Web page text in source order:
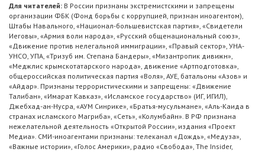
Для читателей: В России признаны экстремистскими и запрещены
организации ФБК (Фонд борьбы с коррупцией, признан иноагентом),
Штабы Навального, «Национал-большевистская партия», «Свидетели
Иеговы», «Армия воли народа», «Русский общенациональный союз»,
«Движение против нелегальной иммиграции», «Правый сектор», УНА-
УНСО, УПА, «Тризуб им. Степана Бандеры», «Мизантропик дивижн»,
«Меджлис крымскотатарского народа», движение «Артподготовка»,
общероссийская политическая партия «Воля», АУЕ, батальоны «Азов» и
«Айдар». Признаны террористическими и запрещены: «Движение
Талибан», «Имарат Кавказ», «Исламское государство» (ИГ, ИГИЛ),
Джебхад-ан-Нусра, «АУМ Синрике», «Братья-мусульмане», «Аль-Каида в
странах исламского Магриба», «Сеть», «Колумбайн». В РФ признана
нежелательной деятельность «Открытой России», издания «Проект
Медиа». СМИ-иноагентами признаны: телеканал «Дождь», «Медуза»,
«Важные истории», «Голос Америки», радио «Свобода», The Insider,